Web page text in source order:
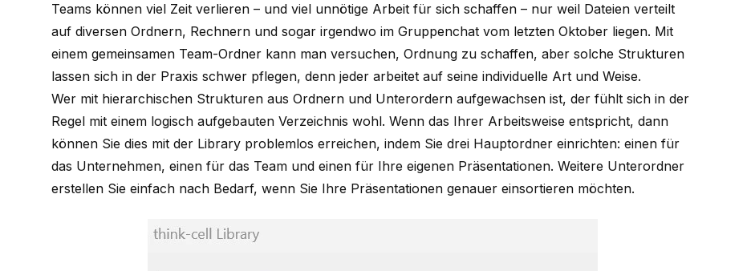
Teams können viel Zeit verlieren – und viel unnötige Arbeit für sich schaffen – nur weil Dateien verteilt
auf diversen Ordnern, Rechnern und sogar irgendwo im Gruppenchat vom letzten Oktober liegen. Mit
einem gemeinsamen Team-Ordner kann man versuchen, Ordnung zu schaffen, aber solche Strukturen
lassen sich in der Praxis schwer pflegen, denn jeder arbeitet auf seine individuelle Art und Weise.
Wer mit hierarchischen Strukturen aus Ordnern und Unterordern aufgewachsen ist, der fühlt sich in der
Regel mit einem logisch aufgebauten Verzeichnis wohl. Wenn das Ihrer Arbeitsweise entspricht, dann
können Sie dies mit der Library problemlos erreichen, indem Sie drei Hauptordner einrichten: einen für
das Unternehmen, einen für das Team und einen für Ihre eigenen Präsentationen. Weitere Unterordner
erstellen Sie einfach nach Bedarf, wenn Sie Ihre Präsentationen genauer einsortieren möchten.